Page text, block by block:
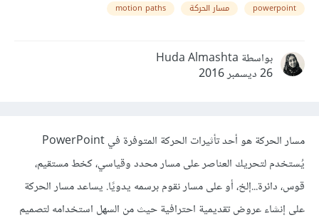
powerpoint مسار الحركة motion paths
بواسطة Huda Almashta
26 ديسمبر 2016
مسار الحركة هو أحد تأثيرات الحركة المتوفرة في PowerPoint
يُستخدم لتحريك العناصر على مسار محدد وقياسي، كخط مستقيم،
قوس، دائرة...إلخ، أو على مسار نقوم برسمه يدويًا. يساعد مسار الحركة
على إنشاء عروض تقديمية احترافية حيث من السهل استخدامه لتصميم